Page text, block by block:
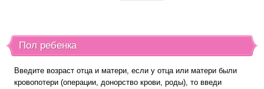
Пол ребенка
Введите возраст отца и матери, если у отца или матери были
кровопотери (операции, донорство крови, роды), то введи